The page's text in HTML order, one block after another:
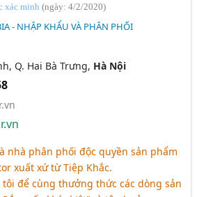
xác minh(ngày: 4/2/2020)
- NHẬP KHẨU VÀ PHÂN PHỐI
Q. Hai Bà Trưng, Hà Nội
nhà phân phối độc quyền sản phẩm
xuất xứ từ Tiệp Khắc.
để cùng thưởng thức các dòng sản